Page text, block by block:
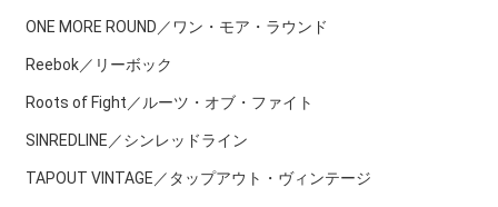
ONE MORE ROUND／ワン・モア・ラウンド
Reebok／リーボック
Roots of Fight／ルーツ・オブ・ファイト
SINREDLINE／シンレッドライン
TAPOUT VINTAGE／タップアウト・ヴィンテージ